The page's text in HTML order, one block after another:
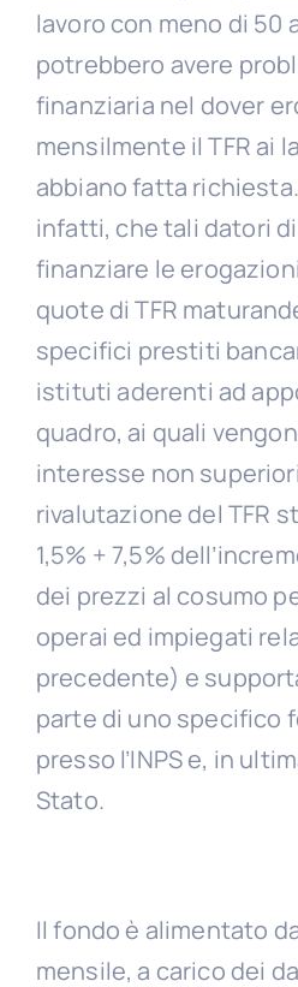
lavoro con meno di 50
potrebbero avere
finanziaria nel dover
mensilmente il TFR ai
abbiano fatta
infatti, che tali datori
finanziare le
quote di TFR
specifici prestiti
istituti aderenti ad
quadro, ai quali
interesse non
rivalutazione del TFR
1,5% + 7,5%
dei prezzi al cosumo
operai ed impiegati
precedente) e
parte di uno specifico
presso l’INPS e, in
Stato.
Il fondo è alimentato
mensile, a carico dei